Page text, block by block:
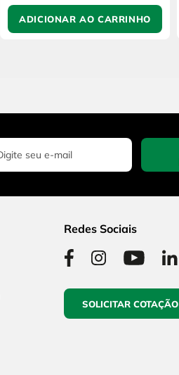
ADICIONAR AO CARRINHO
Redes Sociais
SOLICITAR COTAÇÃO